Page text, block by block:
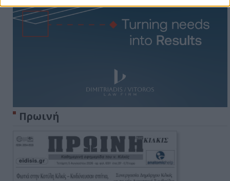
Πρωινή